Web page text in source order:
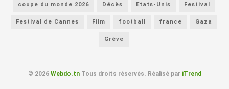
coupe du monde 2026 Décès Etats-Unis Festival
Festival de Cannes Film football france Gaza
Grève
© 2026 Webdo.tnTous droits réservés. Réalisé par iTrend